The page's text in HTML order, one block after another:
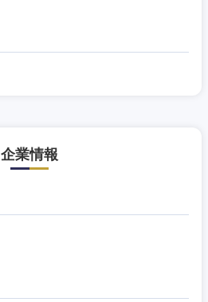
企業情報